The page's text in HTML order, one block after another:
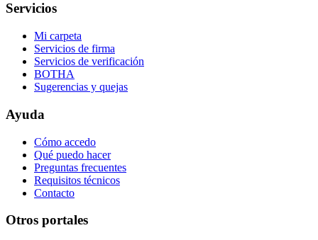
Servicios
Mi carpeta
Servicios de firma
Servicios de verificación
BOTHA
Sugerencias y quejas
Ayuda
Cómo accedo
Qué puedo hacer
Preguntas frecuentes
Requisitos técnicos
Contacto
Otros portales